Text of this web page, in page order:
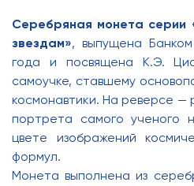
Серебряная монета серии
звездам», выпущена
года и посвященa К.Э.
самоучке, ставшему
космонавтики. На реверсе —
портрета самого ученого
цвете изображений
формул.
Монета выполнена из